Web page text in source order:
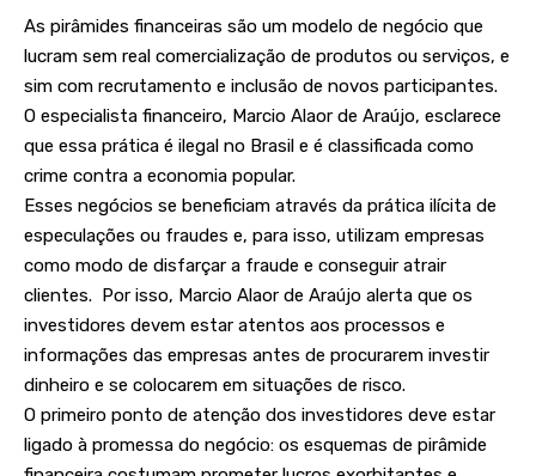
As pirâmides financeiras são um modelo de negócio que
lucram sem real comercialização de produtos ou serviços, e
sim com recrutamento e inclusão de novos participantes.
O especialista financeiro, Marcio Alaor de Araújo, esclarece
que essa prática é ilegal no Brasil e é classificada como
crime contra a economia popular.
Esses negócios se beneficiam através da prática ilícita de
especulações ou fraudes e, para isso, utilizam empresas
como modo de disfarçar a fraude e conseguir atrair
clientes. Por isso, Marcio Alaor de Araújo alerta que os
investidores devem estar atentos aos processos e
informações das empresas antes de procurarem investir
dinheiro e se colocarem em situações de risco.
O primeiro ponto de atenção dos investidores deve estar
ligado à promessa do negócio: os esquemas de pirâmide